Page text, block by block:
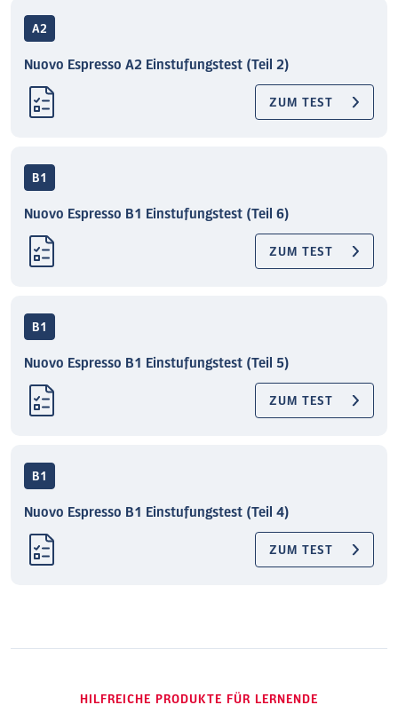
A2
Nuovo Espresso A2 Einstufungstest (Teil 2)
ZUM TEST
B1
Nuovo Espresso B1 Einstufungstest (Teil 6)
ZUM TEST
B1
Nuovo Espresso B1 Einstufungstest (Teil 5)
ZUM TEST
B1
Nuovo Espresso B1 Einstufungstest (Teil 4)
ZUM TEST
HILFREICHE PRODUKTE FÜR LERNENDE